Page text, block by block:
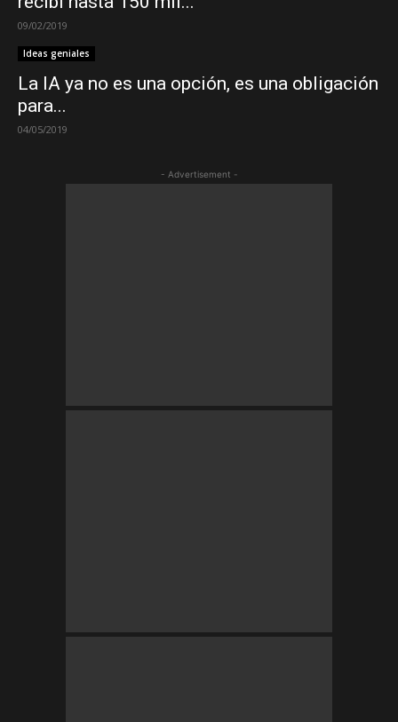
09/02/2019
Ideas geniales
La IA ya no es una opción, es una obligación
para...
04/05/2019
- Advertisement -